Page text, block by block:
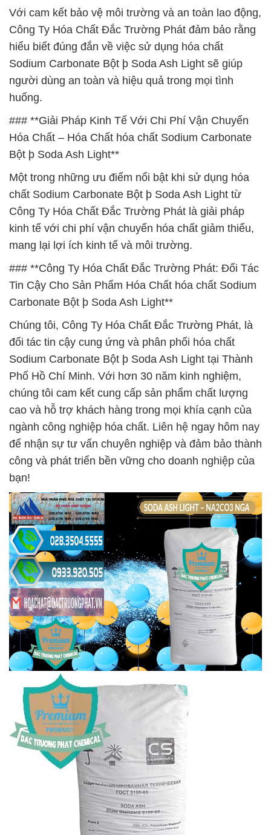
Với cam kết bảo vệ môi trường và an toàn lao động,
Công Ty Hóa Chất Đắc Trường Phát đảm bảo rằng
hiểu biết đúng đắn về việc sử dụng hóa chất
Sodium Carbonate Bột þ Soda Ash Light sẽ giúp
người dùng an toàn và hiệu quả trong mọi tình
huống.
### **Giải Pháp Kinh Tế Với Chi Phí Vận Chuyển
Hóa Chất – Hóa Chất hóa chất Sodium Carbonate
Bột þ Soda Ash Light**
Một trong những ưu điểm nổi bật khi sử dụng hóa
chất Sodium Carbonate Bột þ Soda Ash Light từ
Công Ty Hóa Chất Đắc Trường Phát là giải pháp
kinh tế với chi phí vận chuyển hóa chất giảm thiểu,
mang lại lợi ích kinh tế và môi trường.
### **Công Ty Hóa Chất Đắc Trường Phát: Đối Tác
Tin Cậy Cho Sản Phẩm Hóa Chất hóa chất Sodium
Carbonate Bột þ Soda Ash Light**
Chúng tôi, Công Ty Hóa Chất Đắc Trường Phát, là
đối tác tin cậy cung ứng và phân phối hóa chất
Sodium Carbonate Bột þ Soda Ash Light tại Thành
Phố Hồ Chí Minh. Với hơn 30 năm kinh nghiệm,
chúng tôi cam kết cung cấp sản phẩm chất lượng
cao và hỗ trợ khách hàng trong mọi khía cạnh của
ngành công nghiệp hóa chất. Liên hệ ngay hôm nay
để nhận sự tư vấn chuyên nghiệp và đảm bảo thành
công và phát triển bền vững cho doanh nghiệp của
bạn!